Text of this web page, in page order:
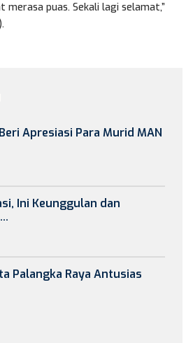
merasa puas. Sekali lagi selamat,”
Apresiasi Para Murid MAN
Ini Keunggulan dan
Palangka Raya Antusias